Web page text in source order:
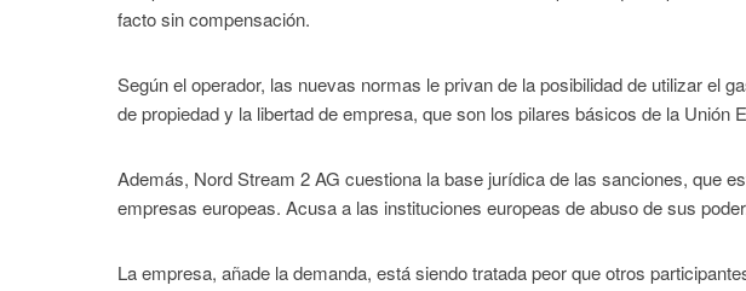
facto sin compensación.
Según el operador, las nuevas normas le privan de la posibilidad de utilizar el
de propiedad y la libertad de empresa, que son los pilares básicos de la Unión
Además, Nord Stream 2 AG cuestiona la base jurídica de las sanciones, que
empresas europeas. Acusa a las instituciones europeas de abuso de sus
La empresa, añade la demanda, está siendo tratada peor que otros